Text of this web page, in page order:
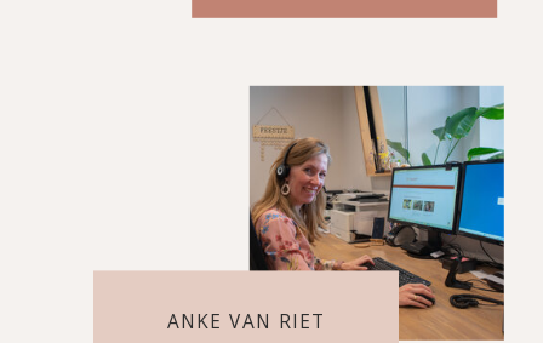
ANKE VAN RIET